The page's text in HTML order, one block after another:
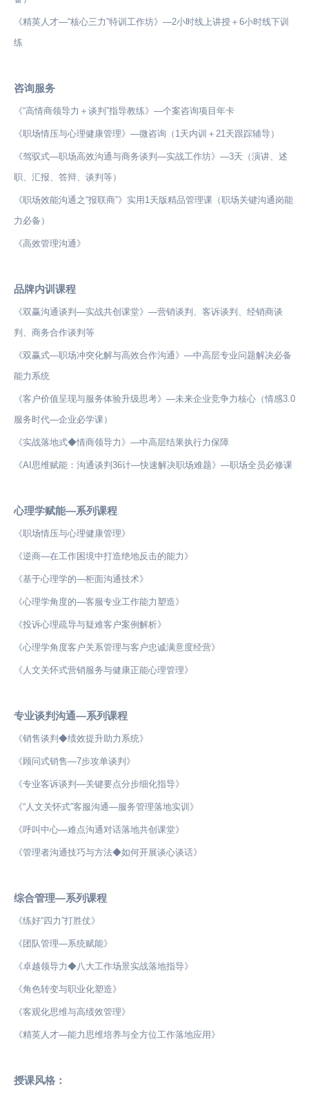
《精英人才—“核心三力”特训工作坊》—2小时线上讲授＋6小时线下训
练
咨询服务
《“高情商领导力＋谈判”指导教练》—个案咨询项目年卡
《职场情压与心理健康管理》—微咨询（1天内训＋21天跟踪辅导）
《驾驭式—职场高效沟通与商务谈判—实战工作坊》—3天（演讲、述
职、汇报、答辩、谈判等）
《职场效能沟通之“报联商”》实用1天版精品管理课（职场关键沟通岗能
力必备）
《高效管理沟通》
品牌内训课程
《双赢沟通谈判—实战共创课堂》—营销谈判、客诉谈判、经销商谈
判、商务合作谈判等
《双赢式—职场冲突化解与高效合作沟通》—中高层专业问题解决必备
能力系统
《客户价值呈现与服务体验升级思考》—未来企业竞争力核心（情感3.0
服务时代—企业必学课）
《实战落地式◆情商领导力》—中高层结果执行力保障
《AI思维赋能：沟通谈判36计—快速解决职场难题》—职场全员必修课
心理学赋能—系列课程
《职场情压与心理健康管理》
《逆商—在工作困境中打造绝地反击的能力》
《基于心理学的—柜面沟通技术》
《心理学角度的—客服专业工作能力塑造》
《投诉心理疏导与疑难客户案例解析》
《心理学角度客户关系管理与客户忠诚满意度经营》
《人文关怀式营销服务与健康正能心理管理》
专业谈判沟通—系列课程
《销售谈判◆绩效提升助力系统》
《顾问式销售—7步攻单谈判》
《专业客诉谈判—关键要点分步细化指导》
《“人文关怀式”客服沟通—服务管理落地实训》
《呼叫中心—难点沟通对话落地共创课堂》
《管理者沟通技巧与方法◆如何开展谈心谈话》
综合管理—系列课程
《练好“四力”打胜仗》
《团队管理—系统赋能》
《卓越领导力◆八大工作场景实战落地指导》
《角色转变与职业化塑造》
《客观化思维与高绩效管理》
《精英人才—能力思维培养与全方位工作落地应用》
授课风格：